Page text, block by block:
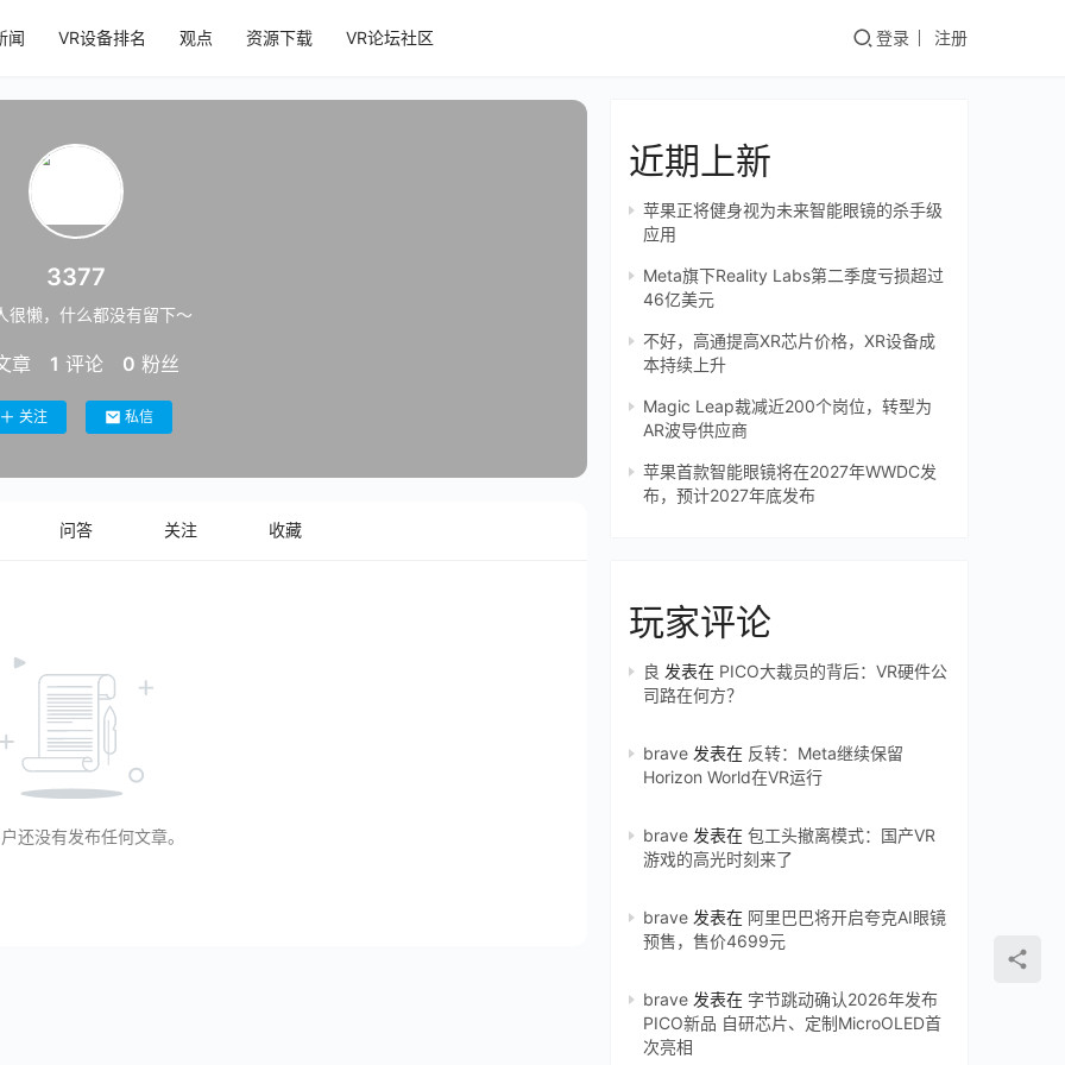
闻 VR设备排名 观点 资源下载 VR论坛社区 登录 注册
3377
很懒，什么都没有留下～
章 1 评论 0 粉丝
关注 私信
问答 关注 收藏
还没有发布任何文章。
近期上新
苹果正将健身视为未来智能眼镜的杀手级
应用
Meta旗下Reality Labs第二季度亏损超过
46亿美元
不好，高通提高XR芯片价格，XR设备成
本持续上升
Magic Leap裁减近200个岗位，转型为
AR波导供应商
苹果首款智能眼镜将在2027年WWDC发
布，预计2027年底发布
玩家评论
良 发表在 PICO大裁员的背后：VR硬件公
司路在何方？
brave 发表在 反转：Meta继续保留
Horizon World在VR运行
brave 发表在 包工头撤离模式：国产VR
游戏的高光时刻来了
brave 发表在 阿里巴巴将开启夸克AI眼镜
预售，售价4699元
brave 发表在 字节跳动确认2026年发布
PICO新品 自研芯片、定制MicroOLED首
次亮相